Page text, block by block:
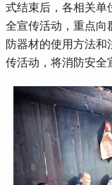
式结束后，各相关单
全宣传活动，重点向
防器材的使用方法和
传活动，将消防安全